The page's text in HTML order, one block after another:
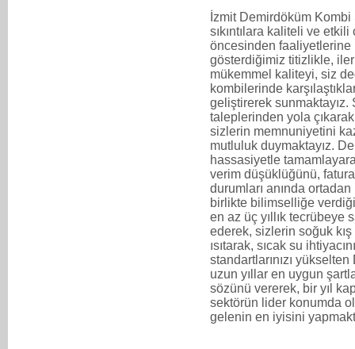
İzmit Demirdöküm Kombi
sıkıntılara kaliteli ve
öncesinden faaliyetlerine
gösterdiğimiz titizlikle,
mükemmel kaliteyi, siz
kombilerinde
geliştirerek
taleplerinden yola çıkarak
sizlerin memnuniyetini
mutluluk duymaktayız.
hassasiyetle
verim düşüklüğünü,
durumları anında
birlikte bilimselliğe
en az üç yıllık
ederek, sizlerin soğuk
ısıtarak, sıcak su
standartlarınızı
uzun yıllar en uygun
sözünü vererek, bir yıl
sektörün lider konumda
gelenin en iyisini